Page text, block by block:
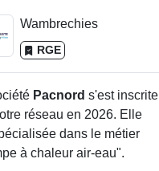
Wambrechies
RGE
Pacnord s'est inscrite
réseau en 2026. Elle
dans le métier
à chaleur air-eau".